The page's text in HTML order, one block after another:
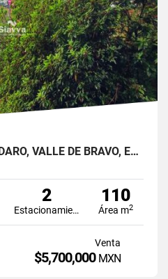
CASA EN VENTA, AVÁNDARO, VALLE DE BRAVO, ESTADO DE MÉXICO
2
Estacionamiento
110
Área m2
Venta
$5,700,000 MXN